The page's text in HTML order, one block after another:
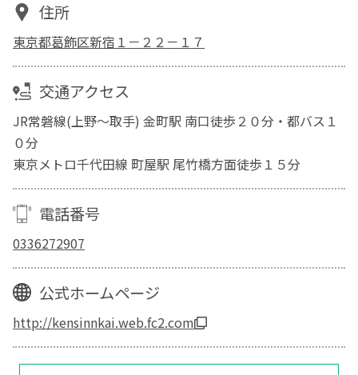
住所
東京都葛飾区新宿１－２２－１７
交通アクセス
JR常磐線(上野～取手) 金町駅 南口徒歩２０分・都バス１
０分
東京メトロ千代田線 町屋駅 尾竹橋方面徒歩１５分
電話番号
0336272907
公式ホームページ
http://kensinnkai.web.fc2.com